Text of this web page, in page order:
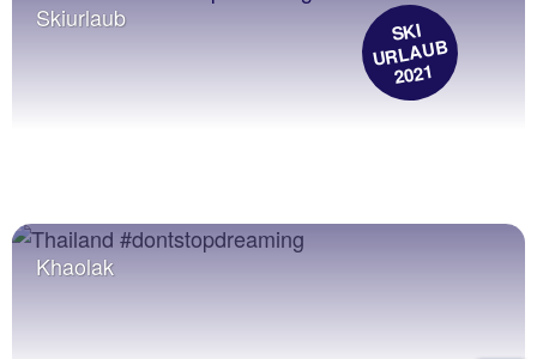
Skiurlaub SKI
URLAUB
2021
Khaolak